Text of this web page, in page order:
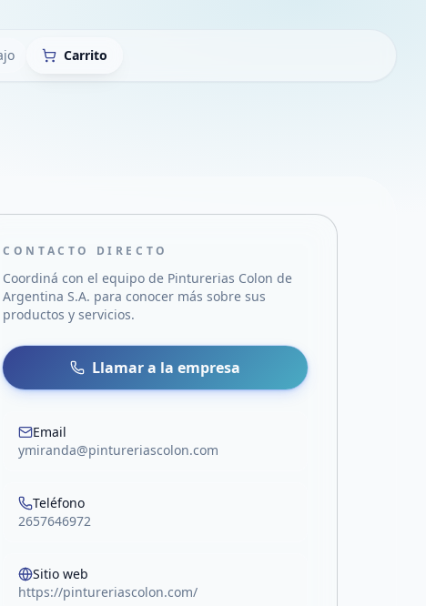
Carrito
WhatsApp
mail
CONTACTO DIRECTO
Coordiná con el equipo de Pinturerias Colon de
Argentina S.A. para conocer más sobre sus
productos y servicios.
Llamar a la empresa
Email
ymiranda@pintureriascolon.com
Teléfono
2657646972
Sitio web
https://pintureriascolon.com/